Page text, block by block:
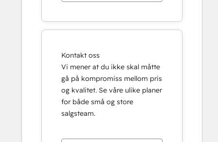
Kontakt oss
Vi mener at du ikke skal måtte
gå på kompromiss mellom pris
og kvalitet. Se våre ulike planer
for både små og store
salgsteam.